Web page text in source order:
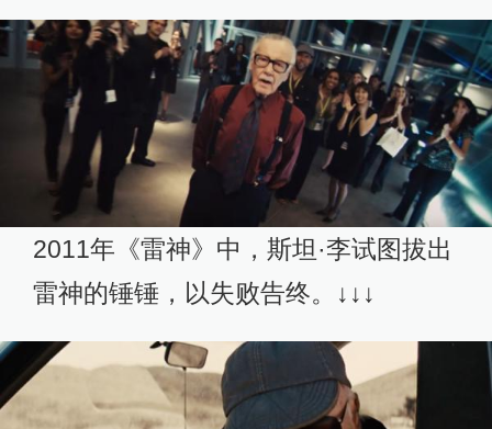
2011年《雷神》中，斯坦·李试图拔出
雷神的锤锤，以失败告终。↓↓↓